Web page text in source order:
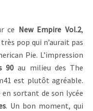
ce New Empire Vol.2,
pop qui n’aurait pas
Pie. L’impression
90 au milieu des The
est plutôt agréable.
sortant de son lycée
. Un bon moment, qui